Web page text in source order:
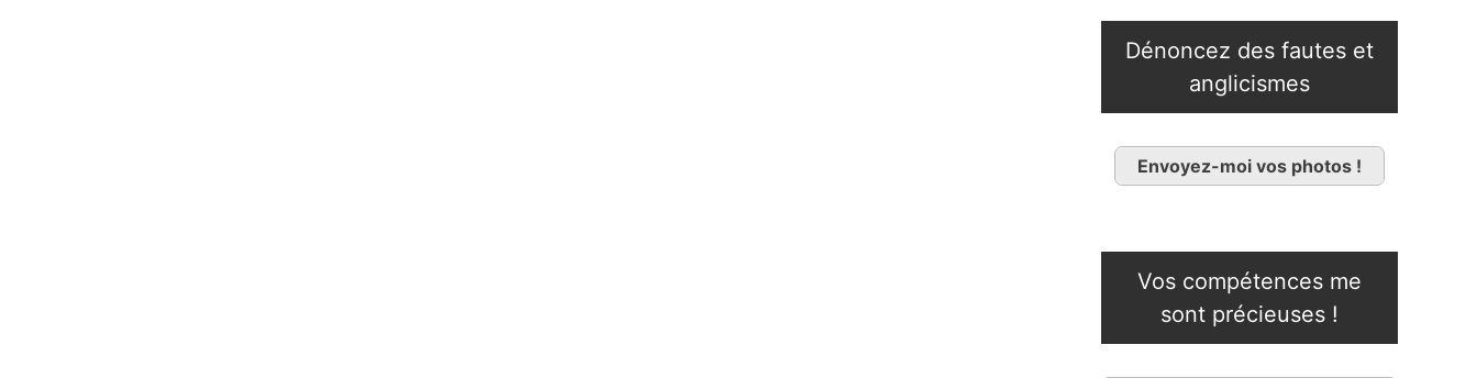
Dénoncez des fautes et
anglicismes
Envoyez-moi vos photos !
Vos compétences me
sont précieuses !